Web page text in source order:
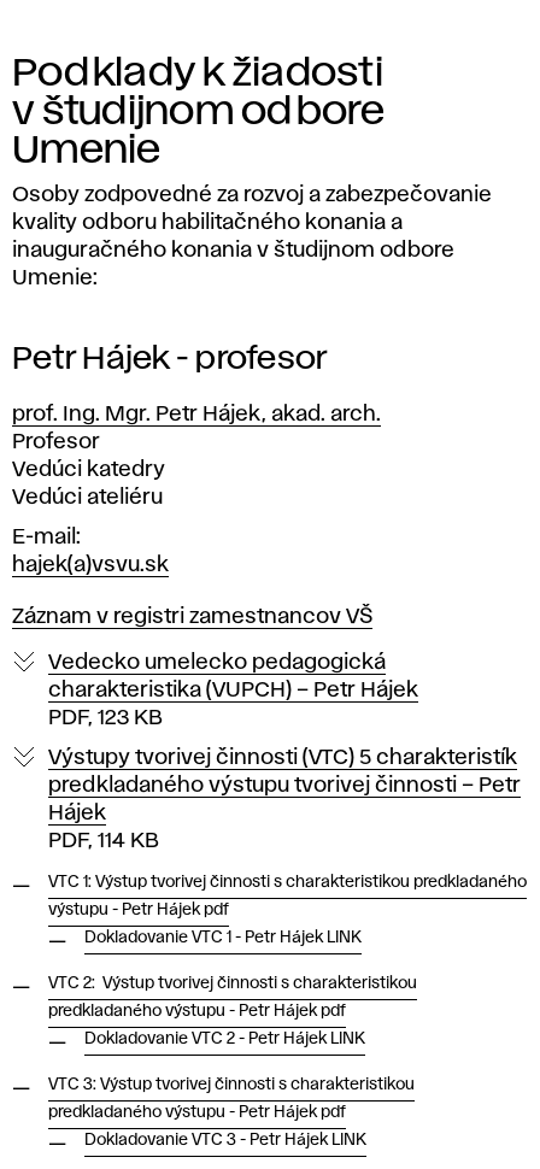
Podklady k žiadosti
v študijnom odbore
Umenie
Osoby zodpovedné za rozvoj a zabezpečovanie
kvality odboru habilitačného konania a
inauguračného konania v študijnom odbore
Umenie:
Petr Hájek - profesor
prof. Ing. Mgr. Petr Hájek, akad. arch.
Pozícia
Profesor
Vedúci katedry
Vedúci ateliéru
E-mail
hajek(a)vsvu.sk
Záznam v registri zamestnancov VŠ
Vedecko umelecko pedagogická
charakteristika (VUPCH) – Petr Hájek
PDF, 123 KB
Výstupy tvorivej činnosti (VTC) 5 charakteristík
predkladaného výstupu tvorivej činnosti – Petr
Hájek
PDF, 114 KB
VTC 1: Výstup tvorivej činnosti s charakteristikou predkladaného
výstupu - Petr Hájek pdf
Dokladovanie VTC 1 - Petr Hájek LINK
VTC 2: Výstup tvorivej činnosti s charakteristikou
predkladaného výstupu - Petr Hájek pdf
Dokladovanie VTC 2 - Petr Hájek LINK
VTC 3: Výstup tvorivej činnosti s charakteristikou
predkladaného výstupu - Petr Hájek pdf
Dokladovanie VTC 3 - Petr Hájek LINK